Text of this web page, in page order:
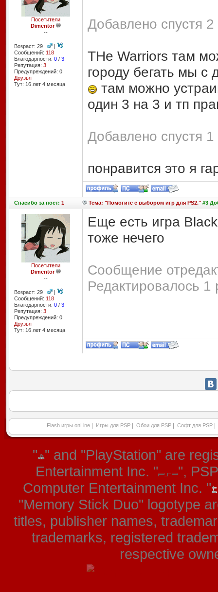
Посетители
Dimentor
--
Возраст: 29 |
|
Сообщений: 118
Благодарности: 0/ 3
Репутация: 3
Предупреждений: 0
Друзья
Тут: 16 лет 4 месяцa
Добавлено спустя
THe Warriors там
городу бегать мы с
там можно
один 3 на 3 и тп
Добавлено спустя
понравится это я
Спасибоза пост: 1 Тема: "Помогите с выбором игр для PS2."#3
Посетители
Dimentor
--
Возраст: 29 |
|
Сообщений: 118
Благодарности: 0/ 3
Репутация: 3
Предупреждений: 0
Друзья
Тут: 16 лет 4 месяцa
Еще есть игра
тоже нечего
Сообщение
Редактировалось 1
Flash игры onLine Игры для PSP Обои для PSP Софт для PSP
" " and "PlayStation" are
Entertainment Inc. "
",
Computer Entertainment Inc. "
"Memory Stick Duo" logotype
titles, publisher names,
trademarks, registered
respective